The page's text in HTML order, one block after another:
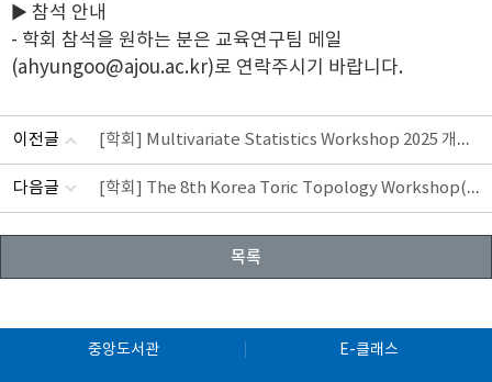
▶ 참석 안내
- 학회 참석을 원하는 분은 교육연구팀 메일
(ahyungoo@ajou.ac.kr)로 연락주시기 바랍니다.
이전글 [학회] Multivariate Statistics Workshop 2025 개최 안내
다음글 [학회] The 8th Korea Toric Topology Workshop(KTTW) 개최 안내
목록
중앙도서관 E-클래스